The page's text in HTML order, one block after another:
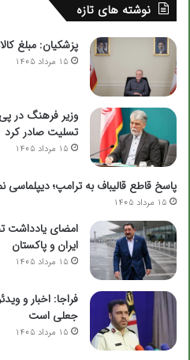
نوشته های تازه
پزشکیان: مبلغ
15 مرداد 1405
وزیر فرهنگ در
تسلیت صادر کرد
15 مرداد 1405
پاسخ قاطع قالیباف به ترامپ؛
15 مرداد 1405
ایران و پاکستان
15 مرداد 1405
فراجا: اخبار و
جعلی است
15 مرداد 1405